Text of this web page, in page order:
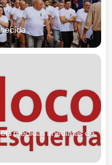
medidas imediatas de